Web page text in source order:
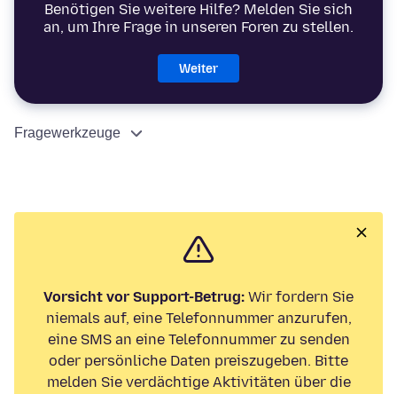
Benötigen Sie weitere Hilfe? Melden Sie sich
an, um Ihre Frage in unseren Foren zu stellen.
Weiter
Fragewerkzeuge
Vorsicht vor Support-Betrug: Wir fordern Sie
niemals auf, eine Telefonnummer anzurufen,
eine SMS an eine Telefonnummer zu senden
oder persönliche Daten preiszugeben. Bitte
melden Sie verdächtige Aktivitäten über die